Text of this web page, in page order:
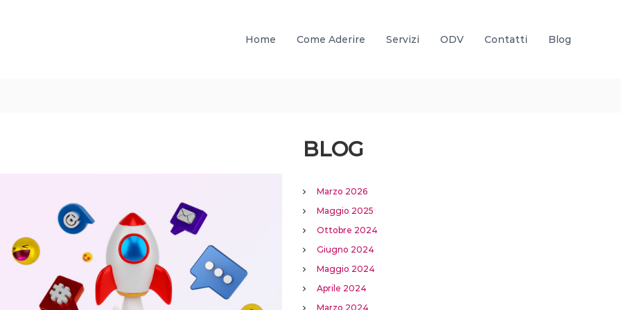
Home Come Aderire Servizi ODV Contatti Blog
BLOG
Marzo 2026
Maggio 2025
Ottobre 2024
Giugno 2024
Maggio 2024
Aprile 2024
Marzo 2024